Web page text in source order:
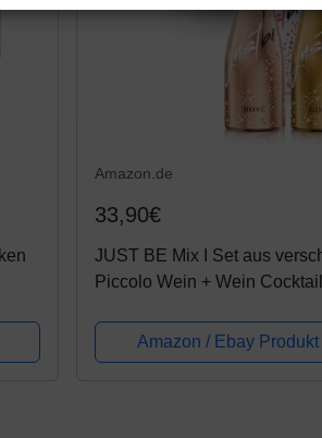
Amazon.de
33,90€
JUST BE Mix I Set aus
Piccolo Wein + Wein
Amazon / Ebay